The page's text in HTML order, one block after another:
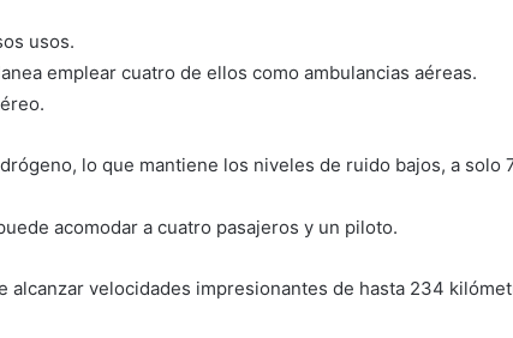
usos.
emplear cuatro de ellos como ambulancias aéreas.
lo que mantiene los niveles de ruido bajos, a solo
acomodar a cuatro pasajeros y un piloto.
alcanzar velocidades impresionantes de hasta 234